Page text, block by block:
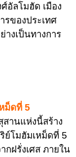
อัลโมฮัด เมือง
รของประเทศ
างเป็นทางการ
ม็ดที่ 5
สานแห่งนี้สร้าง
ย์โมฮัมเหม็ดที่ 5
กฝรั่งเศส ภายใน